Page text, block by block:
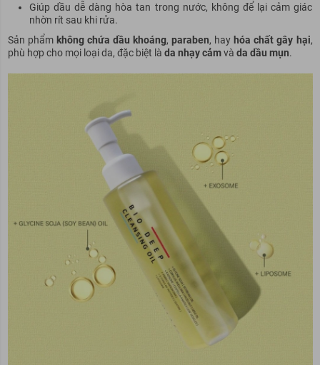
Giúp dầu dễ dàng hòa tan trong nước, không để lại cảm giác
nhờn rít sau khi rửa.
Sản phẩm không chứa dầu khoáng,paraben, hay hóa chất gây hại,
phù hợp cho mọi loại da, đặc biệt là da nhạy cảmvà da dầu mụn.